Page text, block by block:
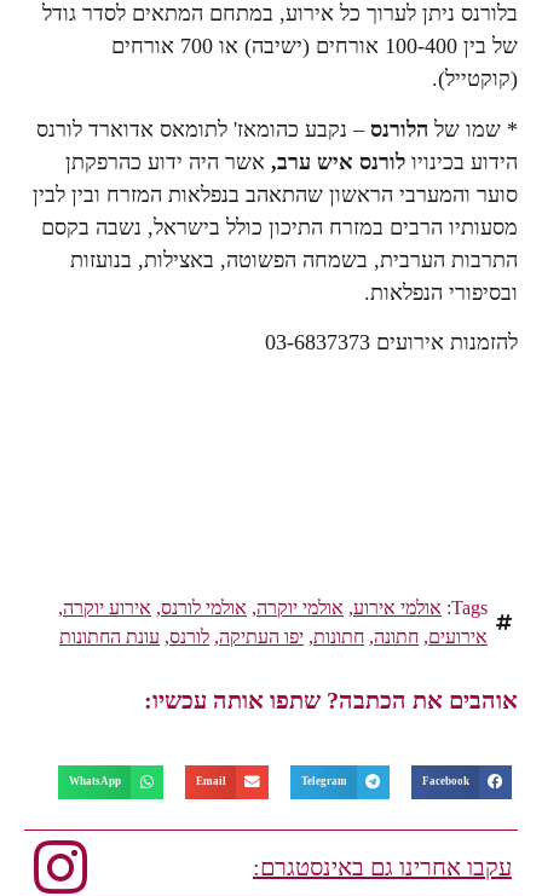
בלורנס ניתן לערוך כל אירוע, במתחם המתאים לסדר גודל
של בין 100-400 אורחים (ישיבה) או 700 אורחים
(קוקטייל).
* שמו שלהלורנס– נקבע כהומאז' לתומאס אדוארד לורנס
הידוע בכינויולורנס איש ערב,אשר היה ידוע כהרפקתן
סוער והמערבי הראשון שהתאהב בנפלאות המזרח ובין לבין
מסעותיו הרבים במזרח התיכון כולל בישראל, נשבה בקסם
התרבות הערבית, בשמחה הפשוטה, באצילות, בנועזות
ובסיפורי הנפלאות.
להזמנות אירועים 03-6837373
Tags: אולמי אירוע,אולמי יוקרה,אולמי לורנס,אירוע יוקרה,
אירועים,חתונה,חתונות,יפו העתיקה,לורנס,עונת החתונות
אוהבים את הכתבה? שתפו אותה עכשיו:
Facebook
Telegram
Email
WhatsApp
עקבו אחרינו גם באינסטגרם: